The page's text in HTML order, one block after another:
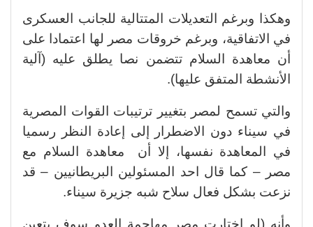
وهكذا وبرغم التعديلات المتتالية للجانب العسكرى
في الاتفاقية، وبرغم خروقات مصر لها اعتمادا على
أن معاهدة السلام تتضمن نصا يطلق عليه (آلية
الأنشطة المتفق عليها).
والتي تسمح لمصر بتغيير ترتيبات القوات المصرية
في سيناء دون الاضطرار إلى إعادة النظر رسميا
في المعاهدة نفسها، إلا أن معاهدة السلام مع
مصر – كما قال احد المسئولين البريطانيين – قد
نزعت بشكل فعال سلاح شبه جزيرة سيناء.
وأنه (لو اختارت مصر مهاجمة العدو سوف يتعين